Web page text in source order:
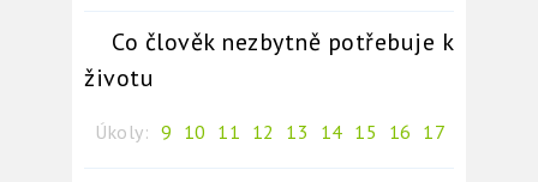
Co člověk nezbytně potřebuje k
životu
Úkoly: 9 10 11 12 13 14 15 16 17